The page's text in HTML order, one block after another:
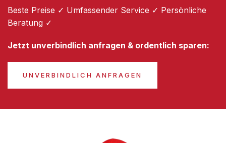
Beste Preise ✓ Umfassender Service ✓ Persönliche
Beratung ✓
Jetzt unverbindlich anfragen & ordentlich sparen:
UNVERBINDLICH ANFRAGEN